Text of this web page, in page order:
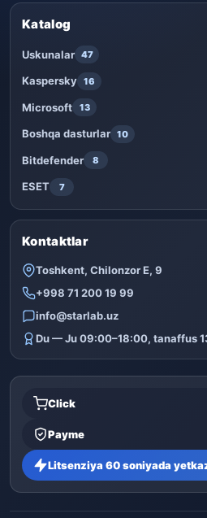
Katalog
Uskunalar 47
Kaspersky 16
Microsoft 13
Boshqa dasturlar 10
Bitdefender 8
ESET 7
Kontaktlar
Toshkent, Chilonzor E, 9
+998 71 200 19 99
info@starlab.uz
Du — Ju 09:00–18:00, tanaffus
Click
Payme
Litsenziya 60 soniyada